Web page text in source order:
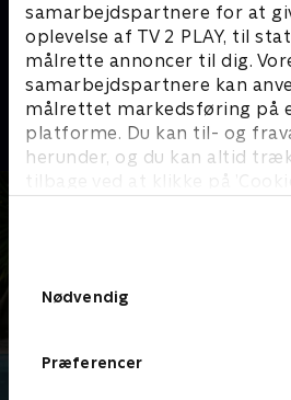
samarbejdspartnere for at
oplevelse af TV 2 PLAY, til
målrette annoncer til dig.
samarbejdspartnere kan
målrettet markedsføring på
platforme. Du kan til- og
herunder, og du kan altid
tilbage ved at klikke på
Nødvendig
Præferencer
Det sidste ord
Dokumentar